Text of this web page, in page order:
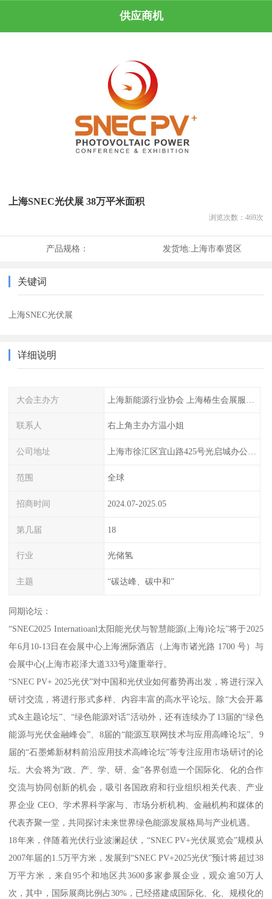
供应商机
上海SNEC光伏展 38万平米面积
浏览次数： 469次
产品规格： 发货地:上海市奉贤区
关键词
上海SNEC光伏展
详细说明
大会主办方
联系人 右上角主办方温小姐
公司地址 上海市徐汇区宜山路425号光启城办公楼905室
范围 全球
招商时间 2024.07-2025.05
第几届 18
行业 光储氢
主题 “碳达峰、碳中和”
同期论坛：
“SNEC2025 Internatioanl太阳能光伏与智慧能源(上海)论坛”将于2025
年6月10-13日在会展中心上海洲际酒店（上海市诸光路 1700 号）与
会展中心(上海市崧泽大道333号)隆重举行。
“SNEC PV+ 2025光伏”对中国和光伏业如何蓄势再出发，将进行深入
研讨交流，将进行形式多样、内容丰富的高水平论坛。除“大会开幕
式&主题论坛”、“绿色能源对话”活动外，还有连续办了13届的“绿色
能源与光伏金融峰会”、8届的“能源互联网技术与应用高峰论坛”、9
届的“石墨烯新材料前沿应用技术高峰论坛”等专注应用市场研讨的论
坛。大会将为“政、产、学、研、金”各界创造一个国际化、化的合作
交流与协同创新的机会，吸引各国政府和行业组织相关代表、产业
界企业 CEO、学术界科学家与、市场分析机构、金融机构和媒体的
代表齐聚一堂，共同探讨未来世界绿色能源发展格局与产业机遇。
18年来，伴随着光伏行业波澜起伏，“SNEC PV+光伏展览会”规模从
2007年届的1.5万平方米，发展到“SNEC PV+2025光伏”预计将超过38
万平方米，来自95个和地区共3600多家参展企业，观众逾50万人
次，其中，国际展商比例占30%，已经搭建成国际化、化、规模化的